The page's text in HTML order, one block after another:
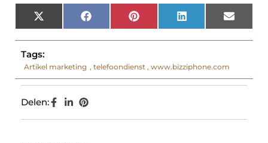
X
(Twitter)
Facebook Pinterest LinkedIn Email
Tags:
Artikel marketing , telefoondienst , www.bizziphone.com
Delen: